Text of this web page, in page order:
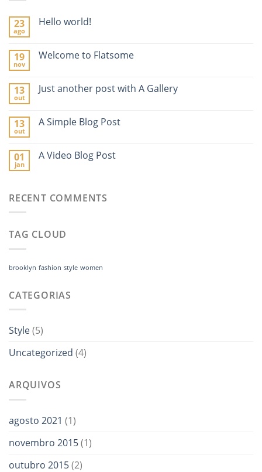
23
ago
Hello world!
19
nov
Welcome to Flatsome
13
out
Just another post with A Gallery
13
out
A Simple Blog Post
01
jan
A Video Blog Post
RECENT COMMENTS
TAG CLOUD
brooklyn fashion style women
CATEGORIAS
Style(5)
Uncategorized (4)
ARQUIVOS
agosto 2021 (1)
novembro 2015(1)
outubro 2015(2)